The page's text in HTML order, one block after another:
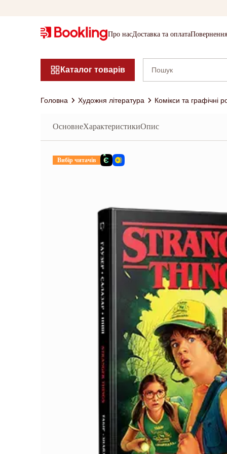
Про насДоставка та оплата
Каталог товарів
Головна Художня література Комікси та графічні
ОсновнеХарактеристикиОпис
Вибір читачів